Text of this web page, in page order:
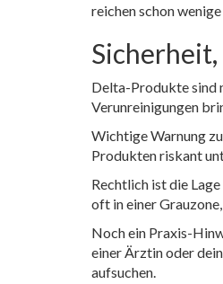
reichen schon
Delta-Produkte sind
Verunreinigungen
Wichtige Warnung
Produkten riskant
Rechtlich ist die
oft in einer
Noch ein Praxis-
einer Ärztin oder
aufsuchen.